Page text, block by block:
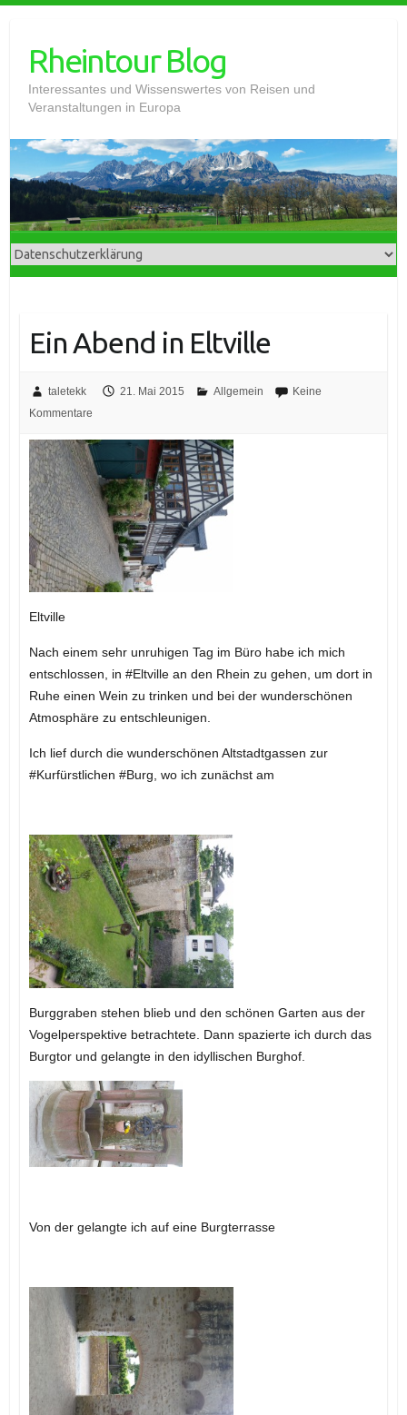
contentRheintour Blog
Interessantes und Wissenswertes von Reisen und
Veranstaltungen in Europa
Ein Abend in Eltville
taletekk 21. Mai 2015 Allgemein
Keine
Kommentare
Eltville
Nach einem sehr unruhigen Tag im Büro habe ich mich
entschlossen, in #Eltville an den Rhein zu gehen, um dort in
Ruhe einen Wein zu trinken und bei der wunderschönen
Atmosphäre zu entschleunigen.
Ich lief durch die wunderschönen Altstadtgassen zur
#Kurfürstlichen #Burg, wo ich zunächst am
Burggraben stehen blieb und den schönen Garten aus der
Vogelperspektive betrachtete. Dann spazierte ich durch das
Burgtor und gelangte in den idyllischen Burghof.
Von der gelangte ich auf eine Burgterrasse